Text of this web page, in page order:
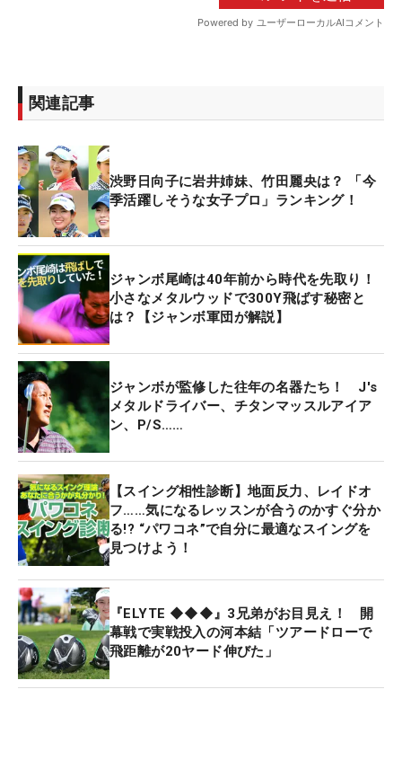
関連記事
渋野日向子に岩井姉妹、竹田麗央は？ 「今
季活躍しそうな女子プロ」ランキング！
ジャンボ尾崎は40年前から時代を先取り！
小さなメタルウッドで300Y飛ばす秘密と
は？【ジャンボ軍団が解説】
ジャンボが監修した往年の名器たち！ J's
メタルドライバー、チタンマッスルアイア
ン、P/S……
【スイング相性診断】地面反力、レイドオ
フ……気になるレッスンが合うのかすぐ分か
る!? “パワコネ”で自分に最適なスイングを
見つけよう！
『ELYTE ◆◆◆』3兄弟がお目見え！ 開
幕戦で実戦投入の河本結「ツアードローで
飛距離が20ヤード伸びた」